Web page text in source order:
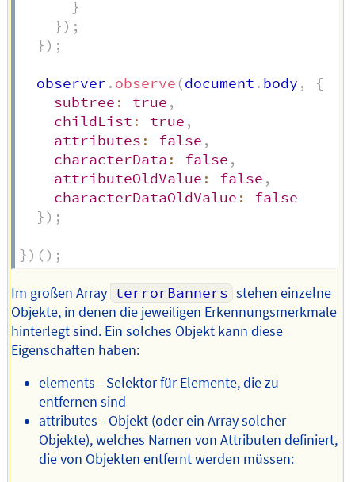
}
}) ;
}) ;
  observer
. observe (document . body ,
{
subtree : true ,
childList : true ,
attributes : false ,
characterData : false ,
attributeOldValue : false ,
characterDataOldValue :
false
}) ;
}) () ;
Im großen Array terrorBanners stehen einzelne
Objekte, in denen die jeweiligen Erkennungsmerkmale
hinterlegt sind. Ein solches Objekt kann diese
Eigenschaften haben:
elements - Selektor für Elemente, die zu
entfernen sind
attributes - Objekt (oder ein Array solcher
Objekte), welches Namen von Attributen definiert,
die von Objekten entfernt werden müssen: